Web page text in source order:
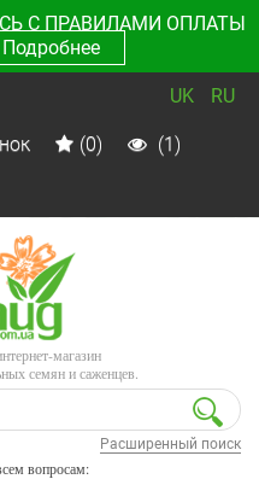
С ПРАВИЛАМИ ОПЛАТЫ
Подробнее
UK RU
(0) (1)
магазин
семян и саженцев.
Расширенный поиск
вопросам: